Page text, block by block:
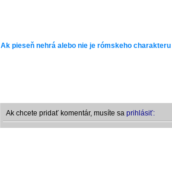
Ak pieseň nehrá alebo nie je rómskeho charakteru
Ak chcete pridať komentár, musíte sa prihlásiť: